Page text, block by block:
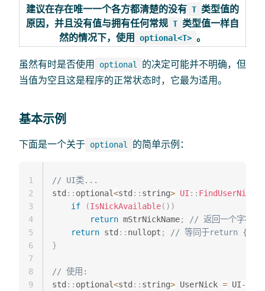
建议在存在唯一一个各方都清楚的没有 T 类型值的
原因，并且没有值与拥有任何常规 T 类型值一样自
然的情况下，使用
optional<T> 。
虽然有时是否使用 optional
的决定可能并不明确，但
当值为空且这是程序的正常状态时，它最为适用。
基本示例
下面是一个关于 optional 的简单示例：
// UI类...
std :: optional<std :: string> UI :: FindUserNick
if
(IsNickAvailable( ) )
return mStrNickName;
// 返回一个字符串
return std :: nullopt ;
// 等同于return { };
}
// 使用:
std :: optional<std :: string> UserNick = UI->
1
2
3
4
5
6
7
8
9